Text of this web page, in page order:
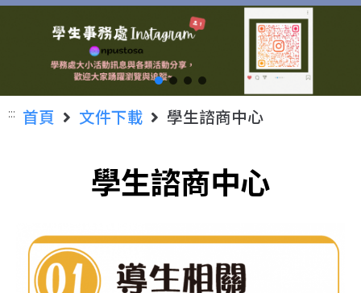
::: 首頁 文件下載 學生諮商中心
學生諮商中心